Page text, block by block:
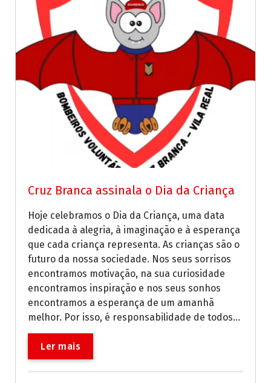
Cruz Branca assinala o Dia da Criança
Hoje celebramos o Dia da Criança, uma data
dedicada à alegria, à imaginação e à esperança
que cada criança representa. As crianças são o
futuro da nossa sociedade. Nos seus sorrisos
encontramos motivação, na sua curiosidade
encontramos inspiração e nos seus sonhos
encontramos a esperança de um amanhã
melhor. Por isso, é responsabilidade de todos...
Ler mais